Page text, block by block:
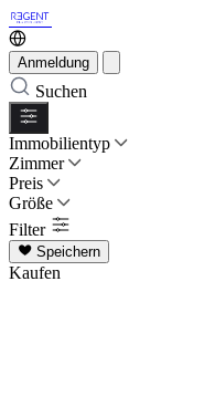
Anmeldung
Suchen
Immobilientyp
Zimmer
Preis
Größe
Filter
Speichern
Kaufen